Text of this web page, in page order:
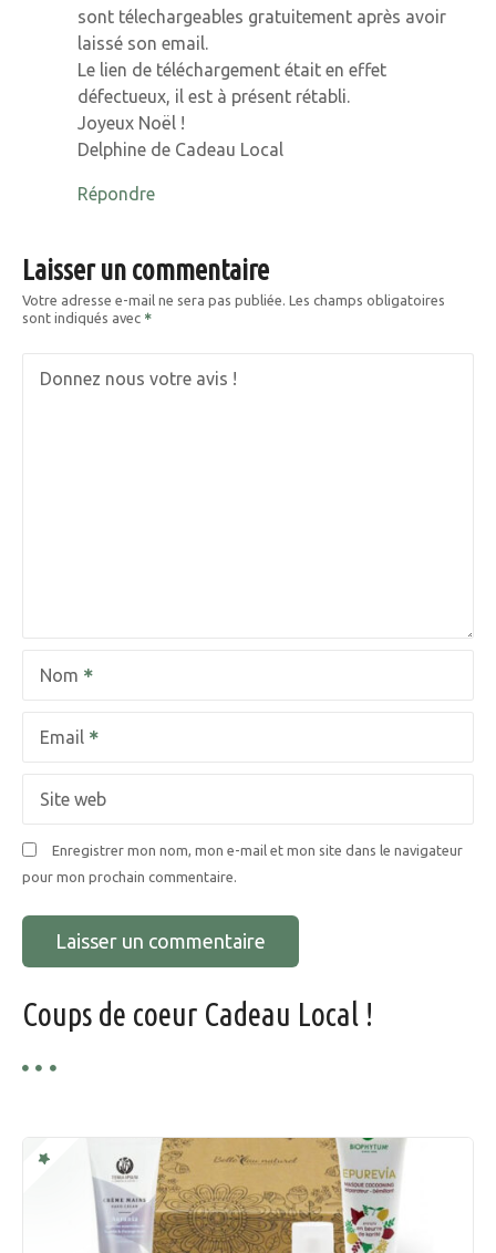
sont télechargeables gratuitement après avoir
laissé son email.
Le lien de téléchargement était en effet
défectueux, il est à présent rétabli.
Joyeux Noël !
Delphine de Cadeau Local
Répondre
Laisser un commentaire
Votre adresse e-mail ne sera pas publiée. Les champs obligatoires
sont indiqués avec
Donnez nous votre avis !
Nom
Email
Site web
Enregistrer mon nom, mon e-mail et mon site dans le navigateur
pour mon prochain commentaire.
Coups de coeur Cadeau Local !